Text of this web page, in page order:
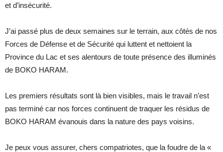
et d’insécurité.
J’ai passé plus de deux semaines sur le terrain, aux côtés de nos
Forces de Défense et de Sécurité qui luttent et nettoient la
Province du Lac et ses alentours de toute présence des illuminés
de BOKO HARAM.
Les premiers résultats sont là bien visibles, mais le travail n’est
pas terminé car nos forces continuent de traquer les résidus de
BOKO HARAM évanouis dans la nature des pays voisins.
Je peux vous assurer, chers compatriotes, que la foudre de la «